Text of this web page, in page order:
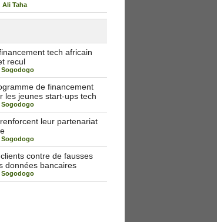
Ali Taha
tech africain
recul
Sogodogo
de financement
les jeunes start-ups tech
Sogodogo
leur partenariat
Sogodogo
contre de fausses
données bancaires
Sogodogo